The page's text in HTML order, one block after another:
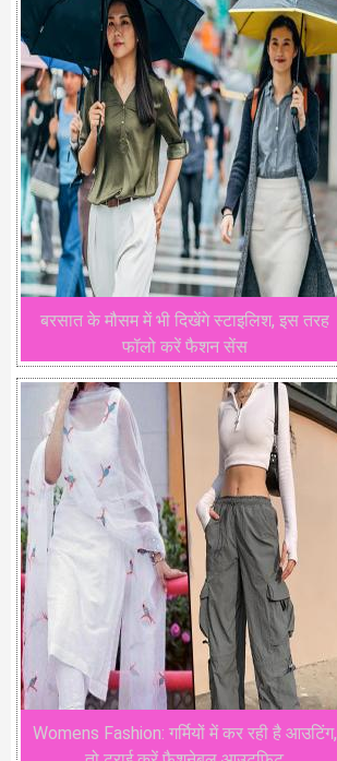
बरसात के मौसम में भी दिखेंगे स्टाइलिश, इस तरह
फॉलो करें फैशन सेंस
Womens Fashion: गर्मियों में कर रही है आउटिंग,